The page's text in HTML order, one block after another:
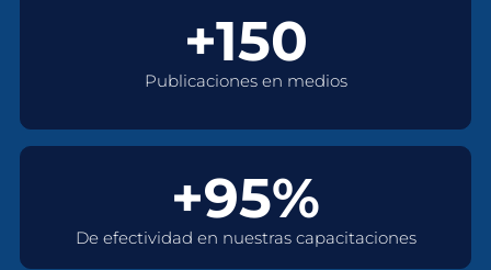
+150
Publicaciones en medios
+95%
De efectividad en nuestras capacitaciones